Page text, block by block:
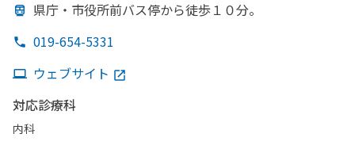
県庁・市役所前バス停から徒歩１０分。
019-654-5331
ウェブサイト
対応診療科
内科